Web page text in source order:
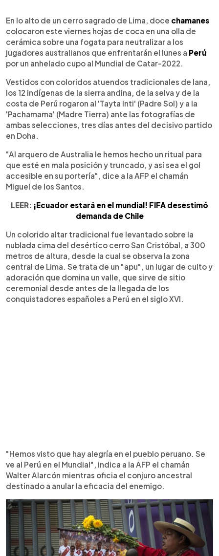
► Escuchar artículo
En lo alto de un cerro sagrado de Lima, doce chamanes
colocaron este viernes hojas de coca en una olla de
cerámica sobre una fogata para neutralizar a los
jugadores australianos que enfrentarán el lunes a Perú
por un anhelado cupo al Mundial de Catar-2022.
Vestidos con coloridos atuendos tradicionales de lana,
los 12 indígenas de la sierra andina, de la selva y de la
costa de Perú rogaron al 'Tayta Inti' (Padre Sol) y a la
'Pachamama' (Madre Tierra) ante las fotografías de
ambas selecciones, tres días antes del decisivo partido
en Doha.
"Al arquero de Australia le hemos hecho un ritual para
que esté en mala posición y truncado, y así sea el gol
accesible en su portería", dice a la AFP el chamán
Miguel de los Santos.
LEER: ¡Ecuador estará en el mundial! FIFA desestimó
demanda de Chile
Un colorido altar tradicional fue levantado sobre la
nublada cima del desértico cerro San Cristóbal, a 300
metros de altura, desde la cual se observa la zona
central de Lima. Se trata de un "apu", un lugar de culto y
adoración que domina un valle, que sirve de sitio
ceremonial desde antes de la llegada de los
conquistadores españoles a Perú en el siglo XVI.
"Hemos visto que hay alegría en el pueblo peruano. Se
ve al Perú en el Mundial", indica a la AFP el chamán
Walter Alarcón mientras oficia el conjuro ancestral
destinado a anular la eficacia del enemigo.